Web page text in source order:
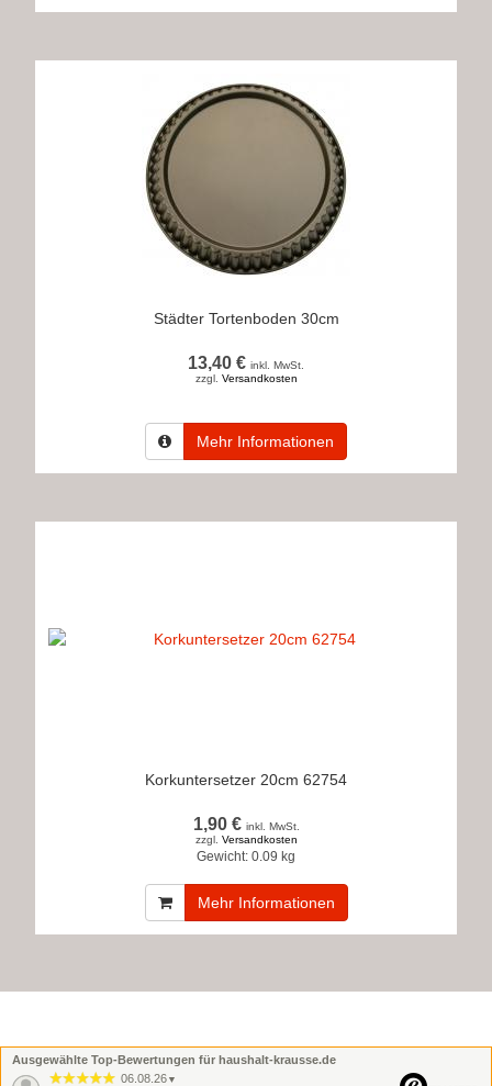
Städter Tortenboden 30cm
13,40 € inkl. MwSt.
zzgl. Versandkosten
Mehr Informationen
Korkuntersetzer 20cm 62754
1,90 € inkl. MwSt.
zzgl. Versandkosten
Gewicht: 0.09 kg
Mehr Informationen
Ausgewählte Top-Bewertungen für haushalt-krausse.de
06.08.26 ▼